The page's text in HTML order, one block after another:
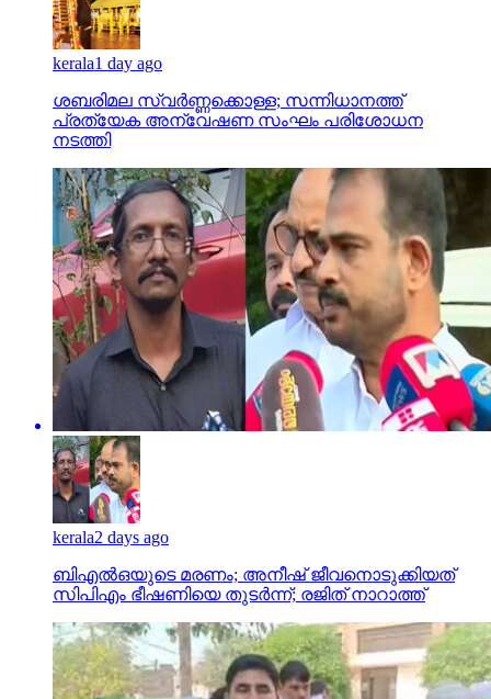
kerala1 day ago
ശബരിമല സ്വര്‍ണ്ണക്കൊള്ള; സന്നിധാനത്ത്
പ്രത്യേക അന്വേഷണ സംഘം പരിശോധന
നടത്തി
kerala2 days ago
ബിഎല്‍ഒയുടെ മരണം; അനീഷ് ജീവനൊടുക്കിയത്
സിപിഎം ഭീഷണിയെ തുടര്‍ന്ന്; രജിത് നാറാത്ത്